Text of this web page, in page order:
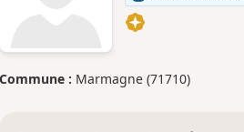
Commune : Marmagne (71710)